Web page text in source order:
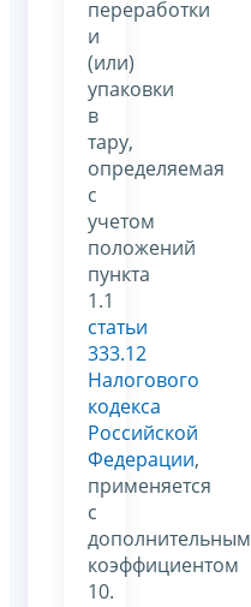
переработки
и
(или)
упаковки
в
тару,
определяемая
с
учетом
положений
пункта
1.1
статьи
333.12
Налогового
кодекса
Российской
Федерации,
применяется
с
дополнительным
коэффициентом
10.